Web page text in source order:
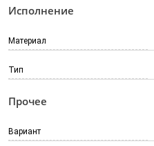
Исполнение
Материал
Тип
Прочее
Вариант